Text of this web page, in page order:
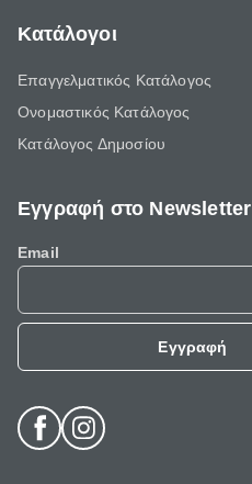
Κατάλογοι
Επαγγελματικός Κατάλογος
Ονομαστικός Κατάλογος
Κατάλογος Δημοσίου
Εγγραφή στο Newsletter
Email
Εγγραφή